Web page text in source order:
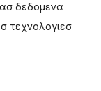
δεδομενα
τεχνολογιεσ